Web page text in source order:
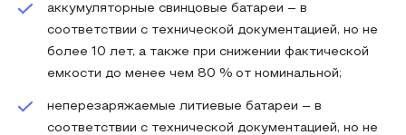
аккумуляторные свинцовые батареи – в
соответствии с технической документацией, но не
более 10 лет, а также при снижении фактической
емкости до менее чем 80 % от номинальной;
неперезаряжаемые литиевые батареи – в
соответствии с технической документацией, но не